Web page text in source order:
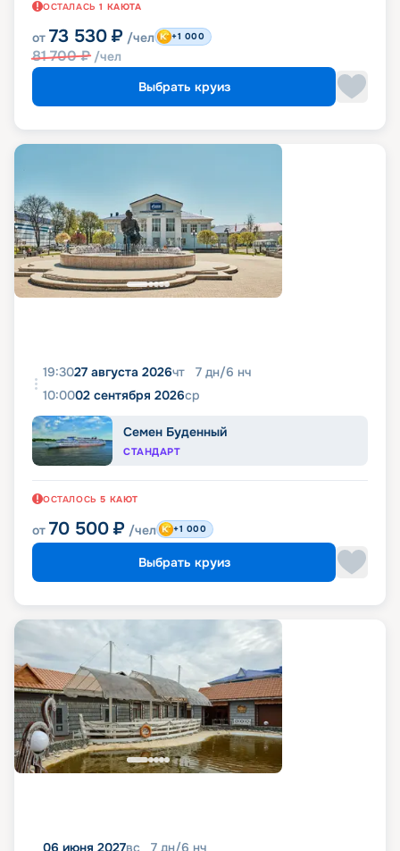
ОСТАЛАСЬ 1 КАЮТА
от 73 530 ₽ /чел
81 700₽ /чел
+1 000
Выбрать круиз
19:3027 августа 2026чт 7 дн/6 нч
10:0002 сентября 2026ср
Семен Буденный
СТАНДАРТ
ОСТАЛОСЬ 5 КАЮТ
от 70 500 ₽ /чел +1 000
Выбрать круиз
06 июня 2027вс 7 дн/6 нч